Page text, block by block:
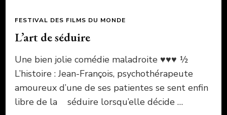
FESTIVAL DES FILMS DU MONDE
L’art de séduire
Une bien jolie comédie maladroite ♥♥♥ ½
L’histoire : Jean-François, psychothérapeute
amoureux d’une de ses patientes se sent enfin
libre de la séduire lorsqu’elle décide …